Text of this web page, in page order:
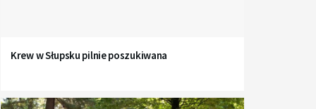
Krew w Słupsku pilnie poszukiwana